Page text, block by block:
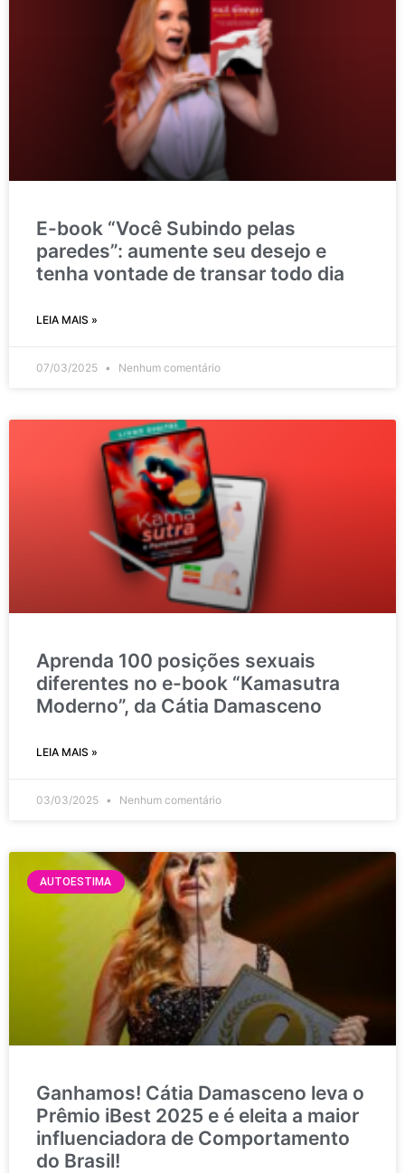
E-book “Você Subindo pelas
paredes”: aumente seu desejo e
tenha vontade de transar todo dia
LEIA MAIS »
07/03/2025 Nenhum comentário
Aprenda 100 posições sexuais
diferentes no e-book “Kamasutra
Moderno”, da Cátia Damasceno
LEIA MAIS »
03/03/2025 Nenhum comentário
AUTOESTIMA
Ganhamos! Cátia Damasceno leva o
Prêmio iBest 2025 e é eleita a maior
influenciadora de Comportamento
do Brasil!